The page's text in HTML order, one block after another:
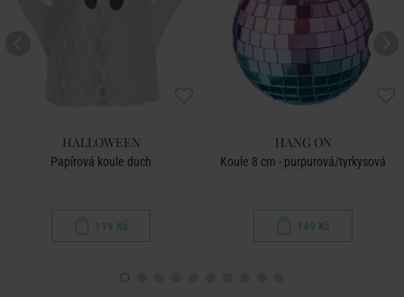
HALLOWEEN
Papírová koule duch
119 Kč
HANG ON
Koule 8 cm - purpurová/tyrkysová
149 Kč